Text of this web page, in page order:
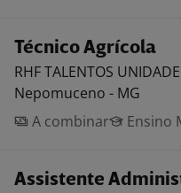
Técnico Agrícola
RHF TALENTOS
Nepomuceno - MG
A combinar
Ensino
Assistente